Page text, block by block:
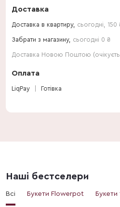
Доставка
Доставка в квартиру, сьогодні 150
Забрати з магазину, сьогодні 0 ₴
Доставка Новою Поштою
Оплата
LiqPay Готівка
Наші бестселери
Всі Букети Flowerpot Букети